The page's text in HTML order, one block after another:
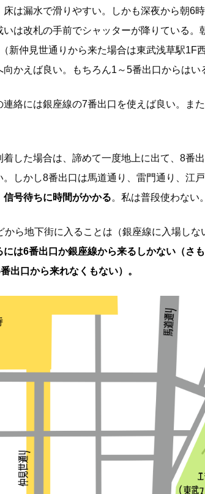
は漏水で滑りやすい。しかも深夜から朝6
は改札の手前でシャッターが降りている。
新仲見世通りから来た場合は東武浅草駅1F
かえば良い。もちろん1～5番出口からはい
絡には銀座線の7番出口を使えば良い。ま
した場合は、諦めて一度地上に出て、8番
しかし8番出口は馬道通り、雷門通り、江
信号待ちに時間がかかる。私は普段使わない。
から地下街に入ることは（銀座線に入場しな
には6番出口か銀座線から来るしかない（さ
出口から来れなくもない）。